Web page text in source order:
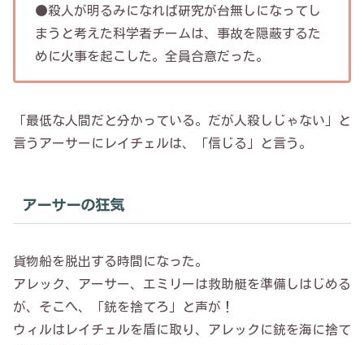
●殺人が明るみになれば研究が台無しになってし
まうと考えた科学者チームは、事故を隠蔽するた
めに火事を起こした。全員合意だった。
「最低な人間だと分かっている。だが人殺しじゃない」と
言うアーサーにレイチェルは、「信じる」と言う。
アーサーの狂気
貨物船を脱出する時間になった。
アレック、アーサー、エミリーは救助艇を準備しはじめる
が、そこへ、「銃を捨てろ」と声が！
ウィルはレイチェルを盾に取り、アレックに銃を海に捨て